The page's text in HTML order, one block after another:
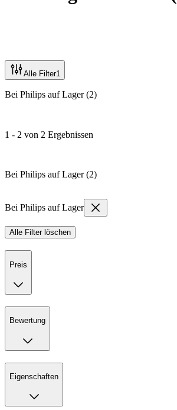
Alle Filter1
Bei Philips auf Lager (2)
1 - 2 von 2 Ergebnissen
Bei Philips auf Lager (2)
Bei Philips auf Lager
Alle Filter löschen
Preis
Bewertung
Eigenschaften